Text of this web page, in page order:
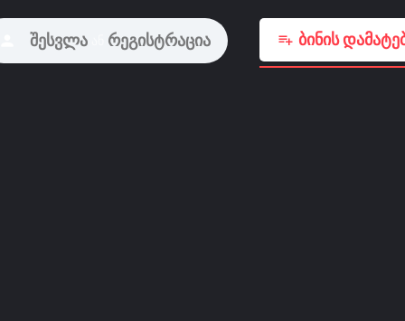
შესვლა რეგისტრაცია ბინის